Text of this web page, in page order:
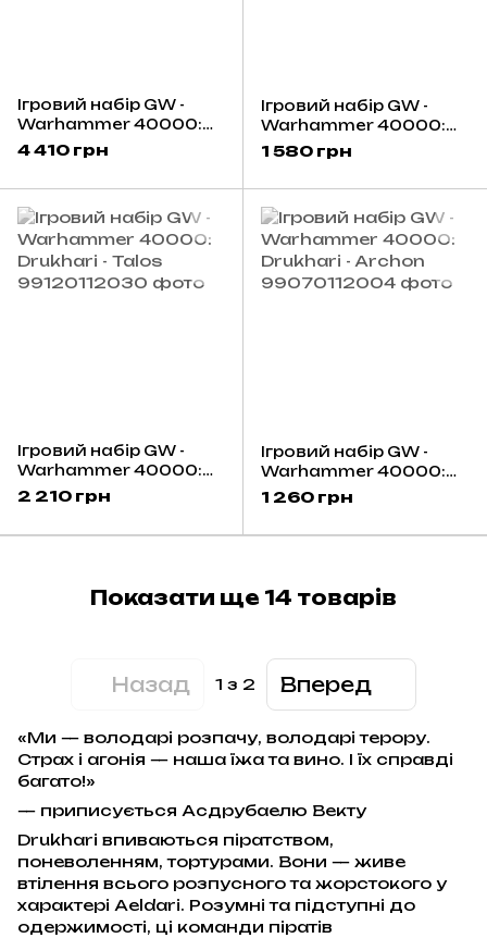
Ігровий набір GW -
Warhammer 40000:
Boarding Patrol -
Drukhari
4 410 грн
Ігровий набір GW -
Warhammer 40000:
Drukhari - Kabalite
Warriors
1 580 грн
Ігровий набір GW -
Warhammer 40000:
Drukhari - Talos
2 210 грн
Ігровий набір GW -
Warhammer 40000:
Drukhari - Archon
1 260 грн
Показати ще 14 товарів
Назад 1 з 2 Вперед
«Ми — володарі розпачу, володарі терору.
Страх і агонія — наша їжа та вино. І їх справді
багато!»
— приписується Асдрубаелю Векту
Drukhari впиваються піратством,
поневоленням, тортурами. Вони — живе
втілення всього розпусного та жорстокого у
характері Aeldari. Розумні та підступні до
одержимості, ці команди піратів